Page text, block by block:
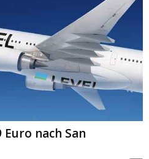
nach San